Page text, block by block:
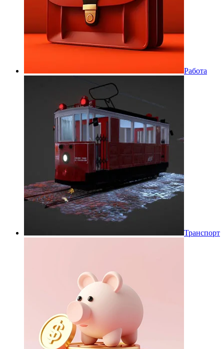
Работа
Транспорт